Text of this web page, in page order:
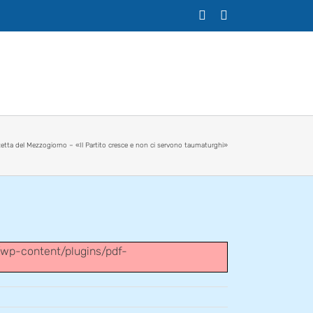
del Mezzogiorno – «Il Partito cresce e non ci servono taumaturghi»
content/plugins/pdf-